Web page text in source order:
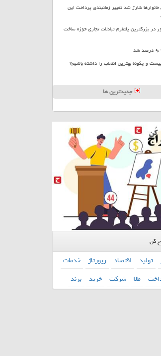
خانوارها شارژ شد تغییر زمانبندی پرداخت این
۷ کشور در بزرگترین پلتفرم تبادلات تجاری حوزه ساخت
و چگونه بهترین انتخاب را داشته باشیم؟
جدیدترین ها
کن
تولید اقتصاد رپورتاژ خدمات
طلا شركت خرید برند